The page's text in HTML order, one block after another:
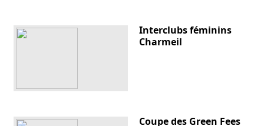
Interclubs féminins
Charmeil
Coupe des Green Fees